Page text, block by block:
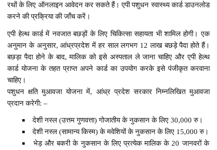
रथों के लिए ऑनलाइन आवेदन कर सकते हैं। एपी पशुधन स्वास्थ्य कार्ड डाउनलोड
करने की प्रक्रिया की जाँच करें।
एपी हेल्थ कार्ड में नवजात बछड़ों के लिए चिकित्सा सहायता भी शामिल होगी। एक
अनुमान के अनुसार, आंध्रप्रदेश में हर साल लगभग 12 लाख बछड़े पैदा होते हैं।
बछड़ा पैदा होने के बाद, मालिक को इसे अस्पताल ले जाना चाहिए और एपी हेल्थ
कार्ड योजना के तहत प्राप्त अपने कार्ड का उपयोग करके इसे पंजीकृत करवाना
चाहिए।
पशुधन क्षति मुआवजा योजना में, आंध्र प्रदेश सरकार निम्नलिखित मुआवजा
प्रदान करेगी: –
देशी नस्ल (उत्तम गुणवत्ता) गोजातीय के नुकसान के लिए 30,000 रु।
देशी नस्ल (सामान्य किस्म) के मवेशियों के नुकसान के लिए 15,000 रु।
भेड़ और बकरी के नुकसान के लिए प्रत्येक मालिक के 20 जानवरों के